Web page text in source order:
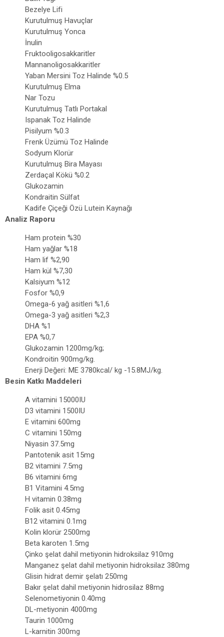
Bezelye Lifi
Kurutulmuş Havuçlar
Kurutulmuş Yonca
İnulin
Fruktooligosakkaritler
Mannanoligosakkaritler
Yaban Mersini Toz Halinde %0.5
Kurutulmuş Elma
Nar Tozu
Kurutulmuş Tatlı Portakal
Ispanak Toz Halinde
Pisilyum %0.3
Frenk Üzümü Toz Halinde
Sodyum Klorür
Kurutulmuş Bira Mayası
Zerdaçal Kökü %0.2
Glukozamin
Kondraitin Sülfat
Kadife Çiçeği Özü Lutein Kaynağı
Analiz Raporu
Ham protein %30
Ham yağlar %18
Ham lif %2,90
Ham kül %7,30
Kalsiyum %12
Fosfor %0,9
Omega-6 yağ asitleri %1,6
Omega-3 yağ asitleri %2,3
DHA %1
EPA %0,7
Glukozamin 1200mg/kg;
Kondroitin 900mg/kg.
Enerji Değeri: ME 3780kcal/ kg -15.8MJ/kg.
Besin Katkı Maddeleri
A vitamini 15000IU
D3 vitamini 1500IU
E vitamini 600mg
C vitamini 150mg
Niyasin 37.5mg
Pantotenik asit 15mg
B2 vitamini 7.5mg
B6 vitamini 6mg
B1 Vitamini 4.5mg
H vitamin 0.38mg
Folik asit 0.45mg
B12 vitamini 0.1mg
Kolin klorür 2500mg
Beta karoten 1.5mg
Çinko şelat dahil metiyonin hidroksilaz 910mg
Manganez şelat dahil metiyonin hidroksilaz 380mg
Glisin hidrat demir şelatı 250mg
Bakır şelat dahil metiyonin hidrosilaz 88mg
Selenometiyonin 0.40mg
DL-metiyonin 4000mg
Taurin 1000mg
L-karnitin 300mg